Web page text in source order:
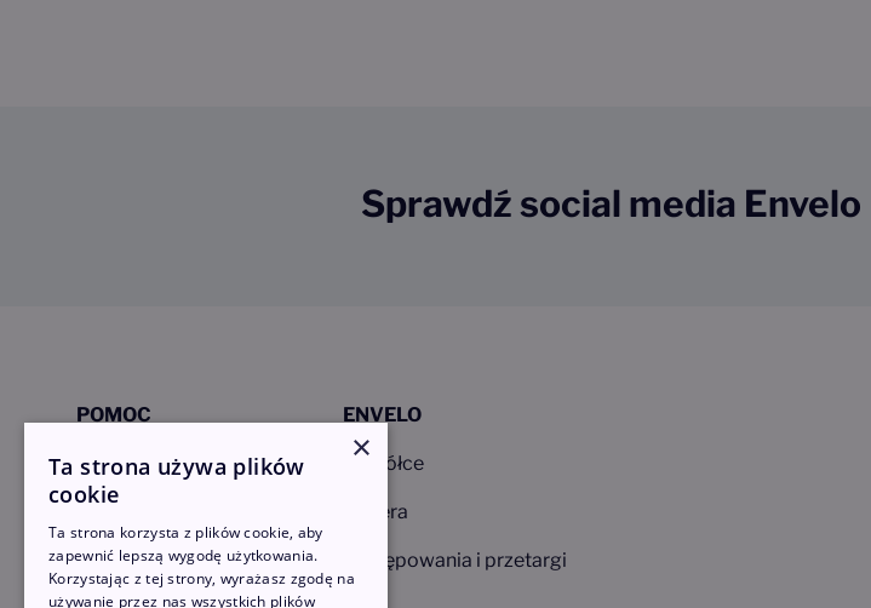
Sprawdź social media Envelo
POMOC
FAQ – Pytania i odpowiedzi
Cenniki i regulaminy
ENVELO
O Spółce
Kariera
Postępowania i przetargi
×
Ta strona używa plików
cookie
Ta strona korzysta z plików cookie, aby
zapewnić lepszą wygodę użytkowania.
Korzystając z tej strony, wyrażasz zgodę na
używanie przez nas wszystkich plików